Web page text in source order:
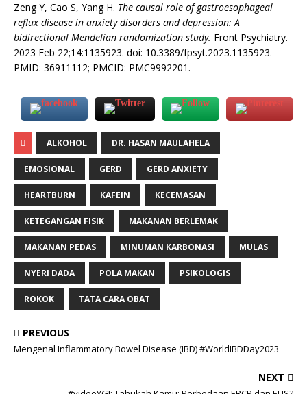
Zeng Y, Cao S, Yang H. The causal role of gastroesophageal
reflux disease in anxiety disorders and depression: A
bidirectional Mendelian randomization study. Front Psychiatry.
2023 Feb 22;14:1135923. doi: 10.3389/fpsyt.2023.1135923.
PMID: 36911112; PMCID: PMC9992201.
ALKOHOL DR. HASAN MAULAHELA
EMOSIONAL GERD GERD ANXIETY
HEARTBURN KAFEIN KECEMASAN
KETEGANGAN FISIK MAKANAN BERLEMAK
MAKANAN PEDAS MINUMAN KARBONASI MULAS
NYERI DADA POLA MAKAN PSIKOLOGIS
ROKOK TATA CARA OBAT
PREVIOUS
Mengenal Inflammatory Bowel Disease (IBD) #WorldIBDDay2023
NEXT